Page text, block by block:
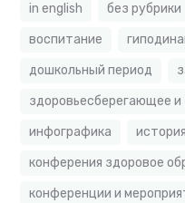
in english без рубрики
воспитание
дошкольный период
здоровьесберегающее
инфографика
история
конферения здоровое
конференции и